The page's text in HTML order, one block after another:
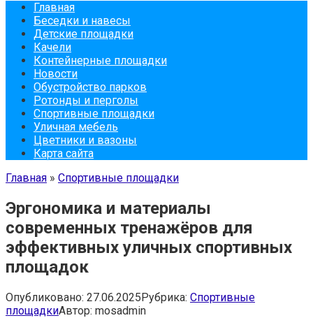
Главная
Беседки и навесы
Детские площадки
Качели
Контейнерные площадки
Новости
Обустройство парков
Ротонды и перголы
Спортивные площадки
Уличная мебель
Цветники и вазоны
Карта сайта
Главная » Спортивные площадки
Эргономика и материалы
современных тренажёров для
эффективных уличных спортивных
площадок
Опубликовано: 27.06.2025Рубрика: Спортивные
площадкиАвтор: mosadmin